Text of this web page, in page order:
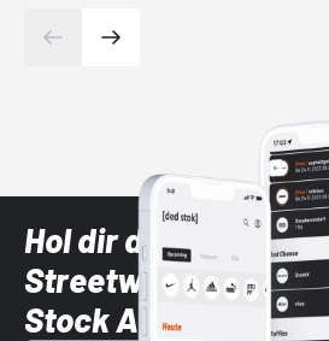
Hol dir die neuesten
Streetwear-Brands
Stock App